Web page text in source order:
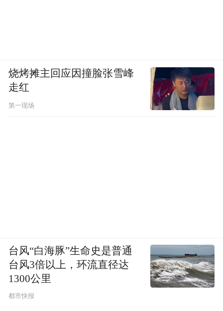
烧烤摊主回应因撞脸张雪峰
走红
第一现场
台风“白海豚”生命史是普通
台风3倍以上，环流直径达
1300公里
都市快报